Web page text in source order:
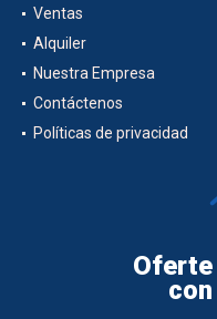
Ventas
Alquiler
Nuestra Empresa
Contáctenos
Políticas de privacidad
Oferte